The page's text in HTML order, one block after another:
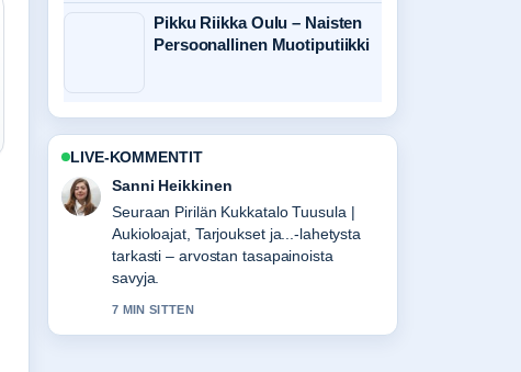
Pikku Riikka Oulu – Naisten
Persoonallinen Muotiputiikki
LIVE-KOMMENTIT
Sanni Heikkinen
Seuraan Pirilän Kukkatalo Tuusula |
Aukioloajat, Tarjoukset ja...-lahetysta
tarkasti – arvostan tasapainoista
savyja.
7 MIN SITTEN